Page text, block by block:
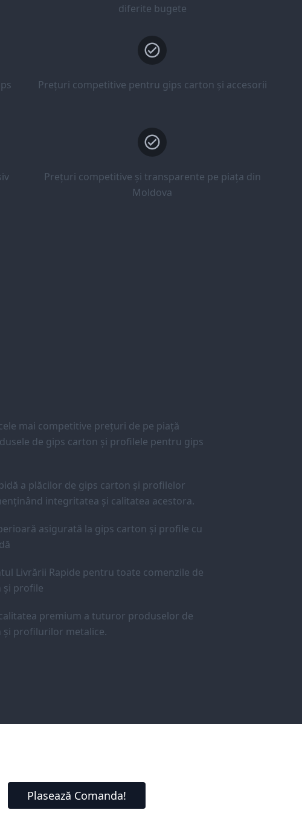
diferite bugete
Prețuri competitive pentru gips carton și accesorii
Prețuri competitive și transparente pe piața din
Moldova
mai competitive prețuri de pe piață
de gips carton și profilele pentru gips
a plăcilor de gips carton și profilelor
integritatea și calitatea acestora.
asigurată la gips carton și profile cu
Livrării Rapide pentru toate comenzile de
și profile
premium a tuturor produselor de
și profilurilor metalice.
Plasează Comanda!